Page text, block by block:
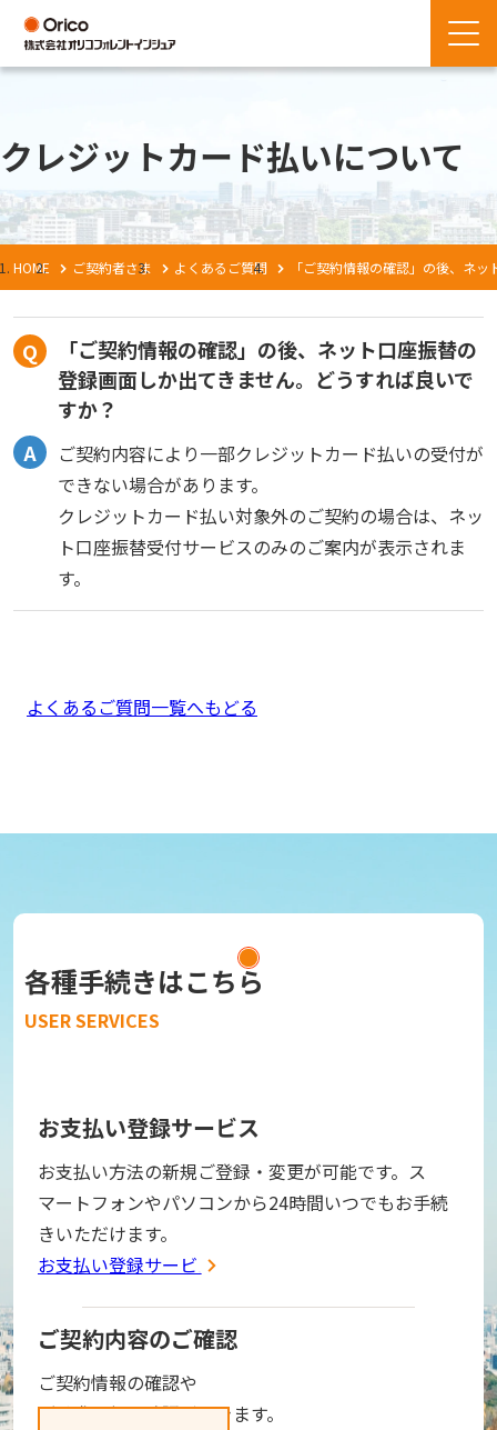
クレジットカード払いについて
HOME ご契約者さま よくあるご質問 「ご契約情報の確認」の後、ネ
「ご契約情報の確認」の後、ネット口座振替の
登録画面しか出てきません。どうすれば良いで
すか？
ご契約内容により一部クレジットカード払いの受付が
できない場合があります。
クレジットカード払い対象外のご契約の場合は、ネッ
ト口座振替受付サービスのみのご案内が表示されま
す。
よくあるご質問一覧へもどる
各種手続きはこちら
USER SERVICES
お支払い登録サービス
お支払い方法の新規ご登録・変更が可能です。ス
マートフォンやパソコンから24時間いつでもお手続
きいただけます。
お支払い登録サービス
ご契約内容のご確認
ご契約情報の確認や
ご請求金額の確認ができます。